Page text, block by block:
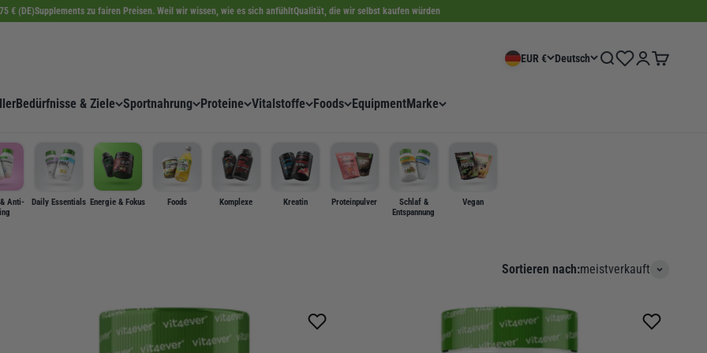
€ (DE)Supplements zu fairen Preisen. Weil wir wissen, wie es sich anfühltQualität, die wir selbst kaufen würden
Bedürfnisse & Ziele Sportnahrung Proteine Vitalstoffe Foods EquipmentMarke
EUR € Deutsch SucheWishlistAnmeldenWarenkorb
Anti-
Daily Essentials Energie & Fokus Foods Komplexe Kreatin Proteinpulver
Schlaf &
Entspannung
Vegan
Sortieren nach:meistverkauft